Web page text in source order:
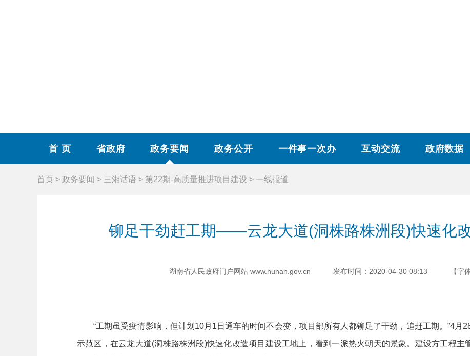
首 页 省政府 政务要闻 政务公开 一件事一次办 互动交流 政府数据
首页 > 政务要闻 > 三湘话语 > 第22期-高质量推进项目建设 > 一线报道
铆足干劲赶工期——云龙大道(洞株路株洲段)快速化
湖南省人民政府门户网站 www.hunan.gov.cn 发布时间：2020-04-30 08:13 【字
“工期虽受疫情影响，但计划10月1日通车的时间不会变，项目部所有人都铆足了干劲，追赶工期。”4月
示范区，在云龙大道(洞株路株洲段)快速化改造项目建设工地上，看到一派热火朝天的景象。建设方工程